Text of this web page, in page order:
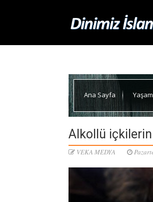
Ana Sayfa Yaşam
Alkollü içkilerin
VEKA MEDYA